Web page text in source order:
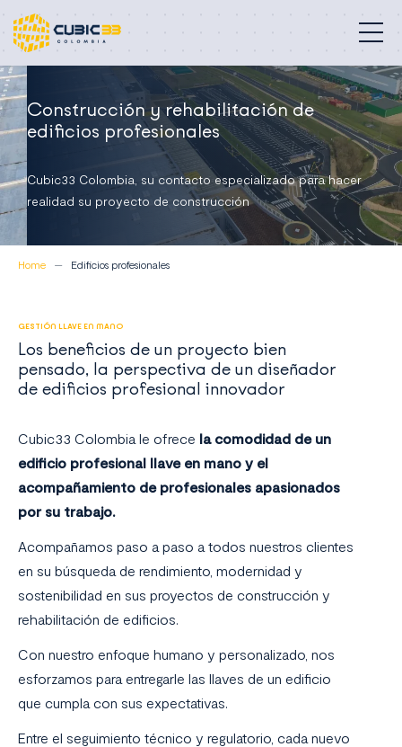
Construcción y rehabilitación de
edificios profesionales
Cubic33 Colombia, su contacto especializado para hacer
realidad su proyecto de construcción
Home Edificios profesionales
GESTIÓN LLAVE EN MANO
Los beneficios de un proyecto bien
pensado, la perspectiva de un diseñador
de edificios profesional innovador
Cubic33 Colombia le ofrece la comodidad de un
edificio profesional llave en mano y el
acompañamiento de profesionales apasionados
por su trabajo.
Acompañamos paso a paso a todos nuestros clientes
en su búsqueda de rendimiento, modernidad y
sostenibilidad en sus proyectos de construcción y
rehabilitación de edificios.
Con nuestro enfoque humano y personalizado, nos
esforzamos para entregarle las llaves de un edificio
que cumpla con sus expectativas.
Entre el seguimiento técnico y regulatorio, cada nuevo
Edificios profesionales
Nuestra misión
Compromisos
Proyectos
Colombia